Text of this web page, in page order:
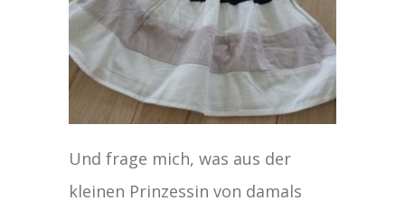
Und frage mich, was aus der
kleinen Prinzessin von damals